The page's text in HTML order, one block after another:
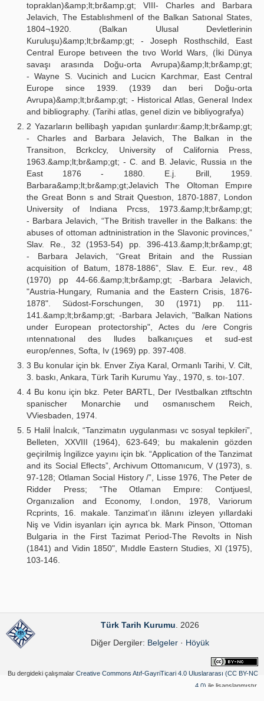
topraklan)&amp;lt;br&amp;gt; VIII- Charles and Barbara
Jelavich, The Establıshmenl of the Balkan Satıonal States,
1804¬1920. (Balkan Ulusal Devletlerinin
Kuruluşu)&amp;lt;br&amp;gt; - Joseph Rosthschild, East
Central Europe betıveen the tıvo World Wars, (İki Dünya
savaşı arasında Doğu-orta Avrupa)&amp;lt;br&amp;gt;
- Wayne S. Vucinich and Lucicn Karchmar, East Central
Europe since 1939. (1939 dan beri Doğu-orta
Avrupa)&amp;lt;br&amp;gt; - Historical Atlas, General Index
and bibliography. (Tarihi atlas, genel dizin ve bibliyografya)
2 Yazarların bellibaşh yapıdan şunlardır:&amp;lt;br&amp;gt;
- Charles and Barbara Jelavich, The Balkan in the
Transitıon, Bcrkclcy, University of California Press,
1963.&amp;lt;br&amp;gt; - C. and B. Jelavic, Russia ın the
East 1876 - 1880. E.j. Brill, 1959.
Barbara&amp;lt;br&amp;gt;Jelavich The Oltoman Empıre
the Great Bonn s and Strait Questıon, 1870-1887, London
University of Indiana Prcss, 1973.&amp;lt;br&amp;gt;
- Barbara Jelavich, “The British traveller in the Balkans: the
abuses of ottoman adtninistration in the Slavonic provinces,”
Slav. Re., 32 (1953-54) pp. 396-413.&amp;lt;br&amp;gt;
- Barbara Jelavich, “Great Britain and the Russian
acquisition of Batum, 1878-1886”, Slav. E. Eur. rev., 48
(1970) pp 44-66.&amp;lt;br&amp;gt; -Barbara Jelavich,
"Austria-Hungary, Rumania and the Eastern Crisis, 1876-
1878". Südost-Forschungen, 30 (1971) pp. 111-
141.&amp;lt;br&amp;gt; -Barbara Jelavich, "Balkan Nations
under European protectorship", Actes du /ere Congris
ıntennatıonal des lludes balkanıçues et sud-est
europ/ennes, Softa, Iv (1969) pp. 397-408.
3 Bu konular için bk. Enver Ziya Karal, Ormanlı Tarihi, V. Cilt,
3. baskı, Ankara, Türk Tarih Kurumu Yay., 1970, s. toı-107.
4 Bu konu için bkz. Peter BARTL, Der IVestbalkan ztftschtn
spanischer Monarchie und osmanıschem Reich,
VViesbaden, 1974.
5 Halil İnalcık, “Tanzimatın uygulanması vc sosyal tepkileri”,
Belleten, XXVIII (1964), 623-649; bu makalenin gözden
geçirilmiş İngilizce yayını için bk. “Application of the Tanzimat
and its Social Eflects”, Archivum Ottomanıcum, V (1973), s.
97-128; Otlaman Social History /”, Lisse 1976, The Peter de
Ridder Press; “The Otlaman Empıre: Contjuesl,
Organızalion and Economy, I.ondon, 1978, Variorum
Rcprints, 16. makale. Tanzimat’ın ilânını izleyen yıllardaki
Niş ve Vidin isyanları için ayrıca bk. Mark Pinson, ‘Ottoman
Bulgaria in the First Tazimat Period-The Revolts in Nish
(1841) and Vidin 1850", Mıddle Eastern Studies, XI (1975),
103-146.
Türk Tarih Kurumu . 2026
Diğer Dergiler: Belgeler· Höyük
Bu dergideki çalışmalar Creative Commons Atıf-GayriTicari 4.0 Uluslararası (CC BY-NC
4.0) ile lisanslanmıştır.